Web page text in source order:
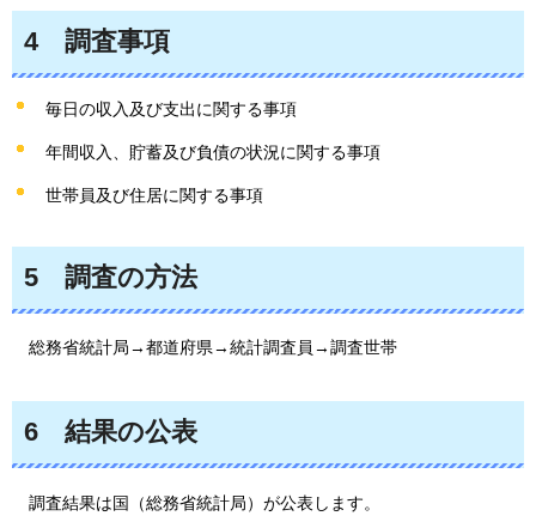
4 調査事項
毎日の収入及び支出に関する事項
年間収入、貯蓄及び負債の状況に関する事項
世帯員及び住居に関する事項
5 調査の方法
総務省統計局→都道府県→統計調査員→調査世帯
6 結果の公表
調査結果は国（総務省統計局）が公表します。